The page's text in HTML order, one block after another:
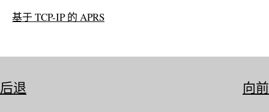
基于 TCP-IP 的 APRS
后退 向前